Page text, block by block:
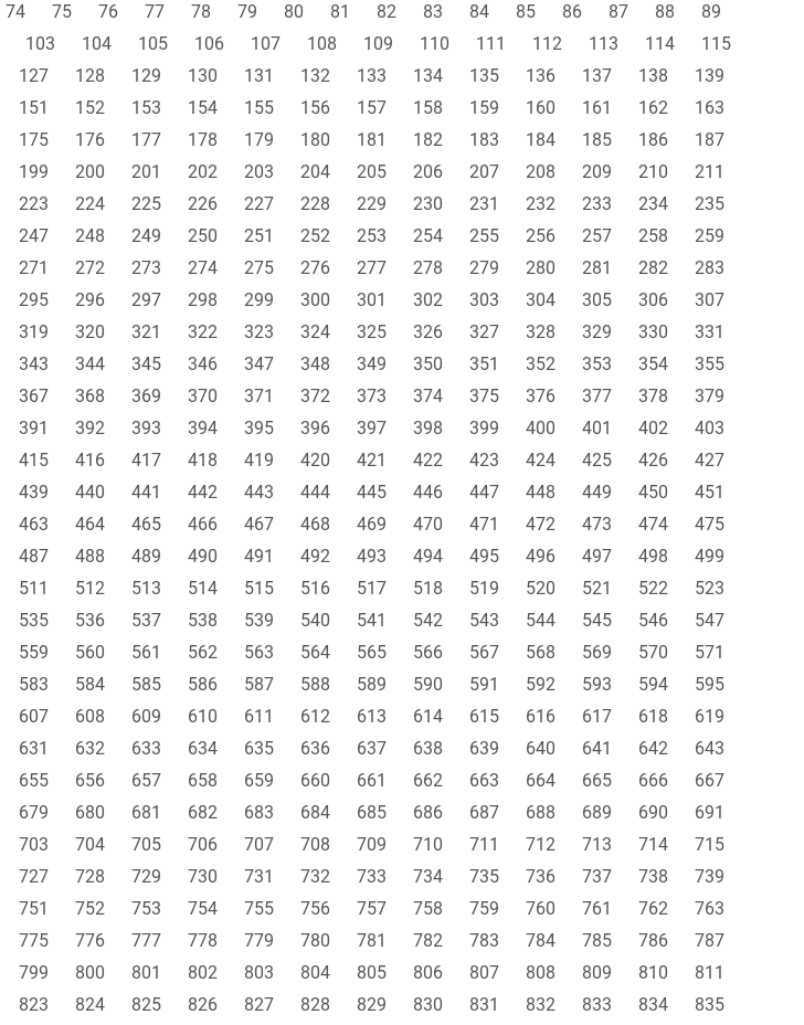
74 75 76 77 78 79 80 81 82 83 84 85 86 87 88
89
103 104 105 106 107 108 109 110 111 112 113 114
115
127 128 129 130 131 132 133 134 135 136 137 138
139
151 152 153 154 155 156 157 158 159 160 161 162
163
175 176 177 178 179 180 181 182 183 184 185 186
187
199 200 201 202 203 204 205 206 207 208 209 210
211
223 224 225 226 227 228 229 230 231 232 233 234
235
247 248 249 250 251 252 253 254 255 256 257 258
259
271 272 273 274 275 276 277 278 279 280 281 282
283
295 296 297 298 299 300 301 302 303 304 305 306
307
319 320 321 322 323 324 325 326 327 328 329 330
331
343 344 345 346 347 348 349 350 351 352 353 354
355
367 368 369 370 371 372 373 374 375 376 377 378
379
391 392 393 394 395 396 397 398 399 400 401 402
403
415 416 417 418 419 420 421 422 423 424 425 426
427
439 440 441 442 443 444 445 446 447 448 449 450
451
463 464 465 466 467 468 469 470 471 472 473 474
475
487 488 489 490 491 492 493 494 495 496 497 498
499
511 512 513 514 515 516 517 518 519 520 521 522
523
535 536 537 538 539 540 541 542 543 544 545 546
547
559 560 561 562 563 564 565 566 567 568 569 570
571
583 584 585 586 587 588 589 590 591 592 593 594
595
607 608 609 610 611 612 613 614 615 616 617 618
619
631 632 633 634 635 636 637 638 639 640 641 642
643
655 656 657 658 659 660 661 662 663 664 665 666
667
679 680 681 682 683 684 685 686 687 688 689 690
691
703 704 705 706 707 708 709 710 711 712 713 714
715
727 728 729 730 731 732 733 734 735 736 737 738
739
751 752 753 754 755 756 757 758 759 760 761 762
763
775 776 777 778 779 780 781 782 783 784 785 786
787
799 800 801 802 803 804 805 806 807 808 809 810
811
823 824 825 826 827 828 829 830 831 832 833 834
835